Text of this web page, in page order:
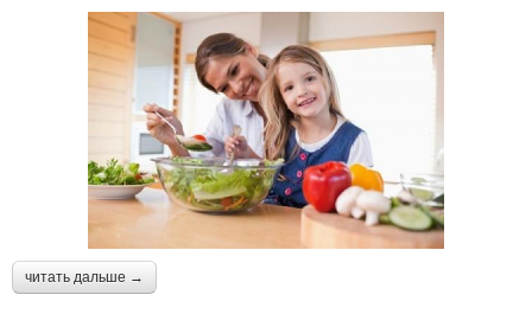
читать дальше →